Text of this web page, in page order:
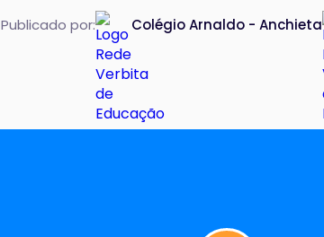
Publicado por: Colégio Arnaldo - Anchieta